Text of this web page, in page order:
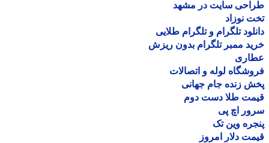
سایت در مشهد
نوزاد
تلگرام و تلگرام طلایی
ممبر تلگرام بدون ریزش
لوله و اتصالات
زنده جام جهانی
طلا دست دوم
اچ پی
وین تک
دلار امروز